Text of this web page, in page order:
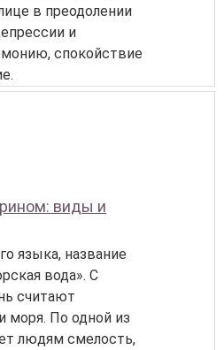
в преодолении
и
спокойствие
виды и
языка, название
вода». С
считают
По одной из
людям смелость,